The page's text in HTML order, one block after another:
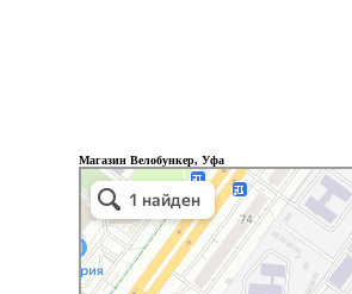
Магазин Велобункер, Уфа